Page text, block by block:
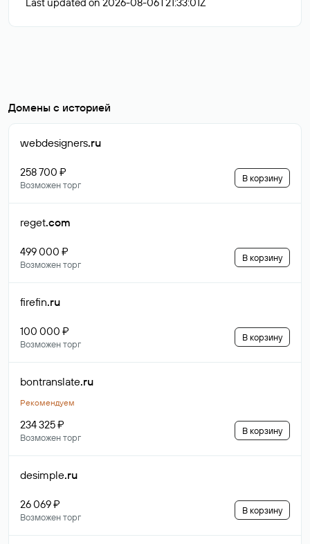
Домены с историей
webdesigners.ru
258 700 ₽
Возможен торг
В корзину
reget.com
499 000 ₽
Возможен торг
В корзину
firefin.ru
100 000 ₽
Возможен торг
В корзину
bontranslate.ru
Рекомендуем
234 325 ₽
Возможен торг
В корзину
desimple.ru
26 069 ₽
Возможен торг
В корзину